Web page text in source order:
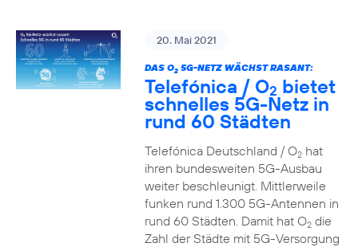
20. Mai 2021
DAS O25G-NETZ WÄCHST RASANT:
Telefónica / O2 bietet
schnelles 5G-Netz in
rund 60 Städten
Telefónica Deutschland / O2hat
ihren bundesweiten 5G-Ausbau
weiter beschleunigt. Mittlerweile
funken rund 1.300 5G-Antennen in
rund 60 Städten. Damit hat O2die
Zahl der Städte mit 5G-Versorgung